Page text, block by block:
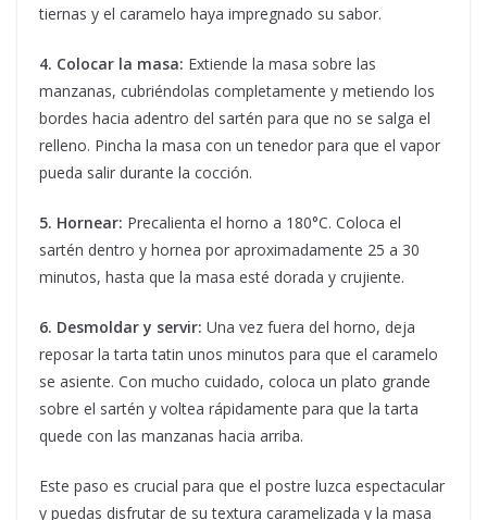
tiernas y el caramelo haya impregnado su sabor.
4. Colocar la masa: Extiende la masa sobre las
manzanas, cubriéndolas completamente y metiendo los
bordes hacia adentro del sartén para que no se salga el
relleno. Pincha la masa con un tenedor para que el vapor
pueda salir durante la cocción.
5. Hornear: Precalienta el horno a 180°C. Coloca el
sartén dentro y hornea por aproximadamente 25 a 30
minutos, hasta que la masa esté dorada y crujiente.
6. Desmoldar y servir: Una vez fuera del horno, deja
reposar la tarta tatin unos minutos para que el caramelo
se asiente. Con mucho cuidado, coloca un plato grande
sobre el sartén y voltea rápidamente para que la tarta
quede con las manzanas hacia arriba.
Este paso es crucial para que el postre luzca espectacular
y puedas disfrutar de su textura caramelizada y la masa